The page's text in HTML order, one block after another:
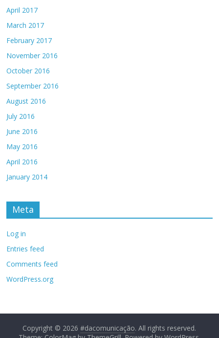
April 2017
March 2017
February 2017
November 2016
October 2016
September 2016
August 2016
July 2016
June 2016
May 2016
April 2016
January 2014
Meta
Log in
Entries feed
Comments feed
WordPress.org
Copyright © 2026#dacomunicação. All rights reserved.